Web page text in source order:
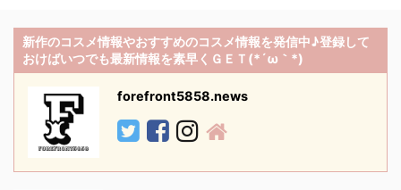
新作のコスメ情報やおすすめのコスメ情報を発信中♪登録して
おけばいつでも最新情報を素早くＧＥＴ(*´ω｀*)
forefront5858.news